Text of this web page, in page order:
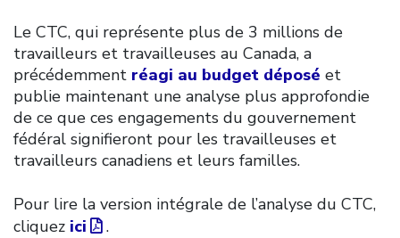
Le CTC, qui représente plus de 3 millions de
travailleurs et travailleuses au Canada, a
précédemment réagi au budget déposé et
publie maintenant une analyse plus approfondie
de ce que ces engagements du gouvernement
fédéral signifieront pour les travailleuses et
travailleurs canadiens et leurs familles.
Pour lire la version intégrale de l’analyse du CTC,
cliquez ici .